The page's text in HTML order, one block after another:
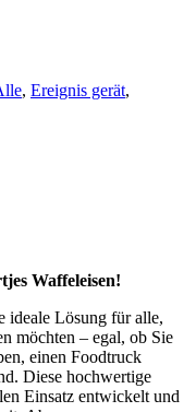
, Ereignis gerät,
Waffeleisen!
ideale Lösung für alle,
möchten – egal, ob Sie
einen Foodtruck
Diese hochwertige
Einsatz entwickelt und